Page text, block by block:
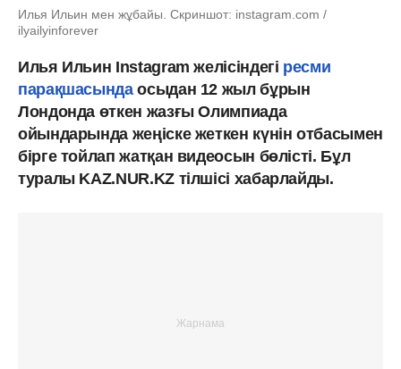
Илья Ильин мен жұбайы. Скриншот: instagram.com /
ilyailyinforever
Илья Ильин Instagram желісіндегі ресми
парақшасындаосыдан 12 жыл бұрын
Лондонда өткен жазғы Олимпиада
ойындарында жеңіске жеткен күнін отбасымен
бірге тойлап жатқан видеосын бөлісті. Бұл
туралы KAZ.NUR.KZ тілшісі хабарлайды.